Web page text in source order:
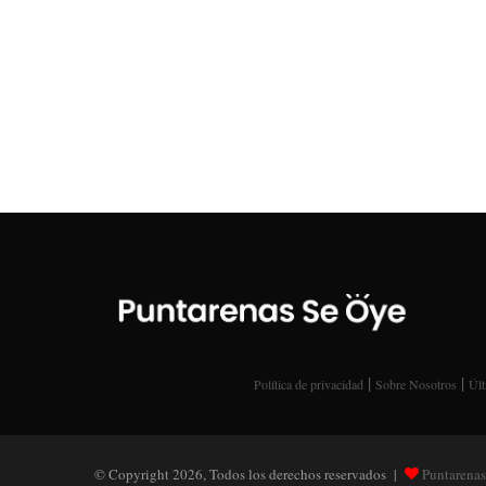
Política de privacidad | Sobre Nosotros |
© Copyright 2026, Todos los derechos reservados |